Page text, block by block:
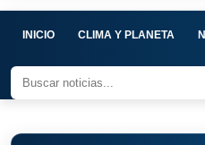
INICIO CLIMA Y PLANETA